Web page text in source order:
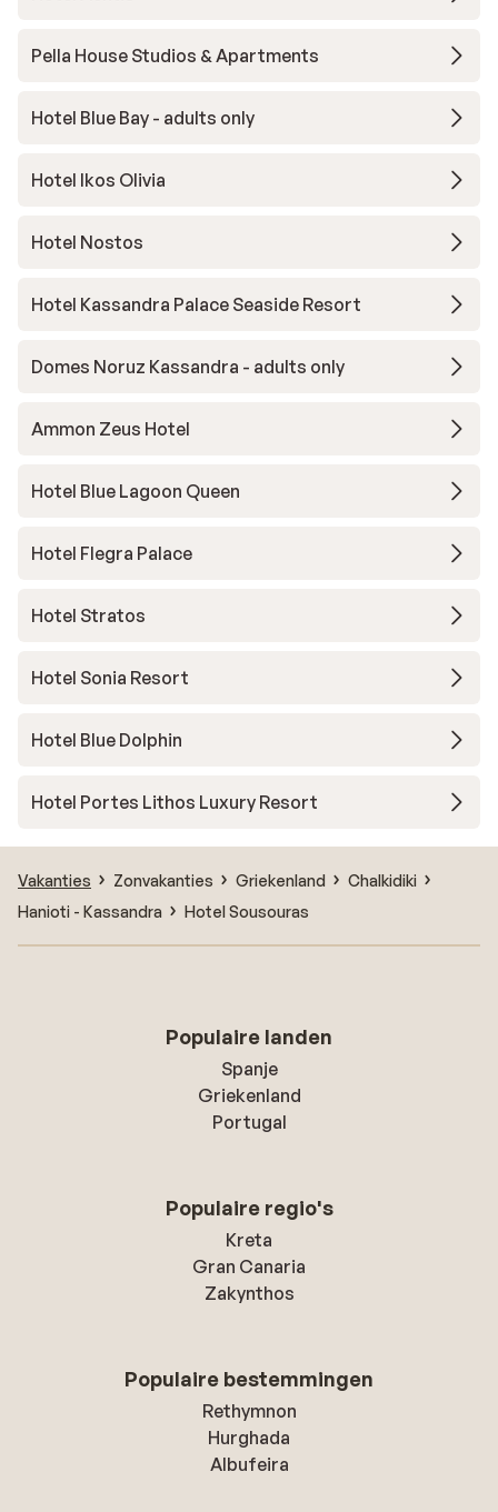
Pella House Studios & Apartments
Hotel Blue Bay - adults only
Hotel Ikos Olivia
Hotel Nostos
Hotel Kassandra Palace Seaside Resort
Domes Noruz Kassandra - adults only
Ammon Zeus Hotel
Hotel Blue Lagoon Queen
Hotel Flegra Palace
Hotel Stratos
Hotel Sonia Resort
Hotel Blue Dolphin
Hotel Portes Lithos Luxury Resort
Vakanties Zonvakanties Griekenland
Chalkidiki
Hanioti - Kassandra
Hotel Sousouras
Populaire landen
Spanje
Griekenland
Portugal
Populaire regio's
Kreta
Gran Canaria
Zakynthos
Populaire bestemmingen
Rethymnon
Hurghada
Albufeira